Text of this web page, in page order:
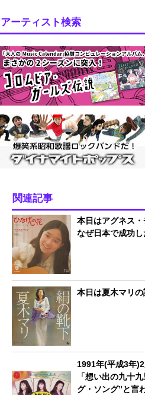
アーティスト検索
関連記事
本日はアグネス
なぜ日本で成功
本日は夏木マリ
1991年(平成3年
「想い出の九十
グ・ソング”と言